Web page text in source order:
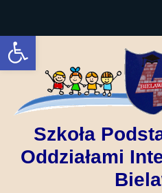
Open toolbar
Szkoła
Oddziałami